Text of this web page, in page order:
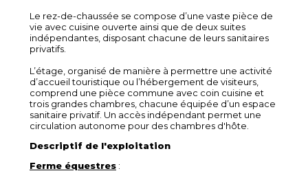
Le rez-de-chaussée se compose d’une vaste pièce de
vie avec cuisine ouverte ainsi que de deux suites
indépendantes, disposant chacune de leurs sanitaires
privatifs.
L’étage, organisé de manière à permettre une activité
d’accueil touristique ou l’hébergement de visiteurs,
comprend une pièce commune avec coin cuisine et
trois grandes chambres, chacune équipée d’un espace
sanitaire privatif. Un accès indépendant permet une
circulation autonome pour des chambres d'hôte.
Descriptif de l'exploitation
Ferme équestres :